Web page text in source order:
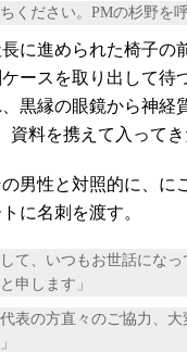
ちください。PMの杉野を
に進められた椅子の
ースを取り出して待
黒縁の眼鏡から神経
資料を携えて入ってき
男性と対照的に、に
に名刺を渡す。
して、いつもお世話にな
申します」
代表の方直々のご協力、